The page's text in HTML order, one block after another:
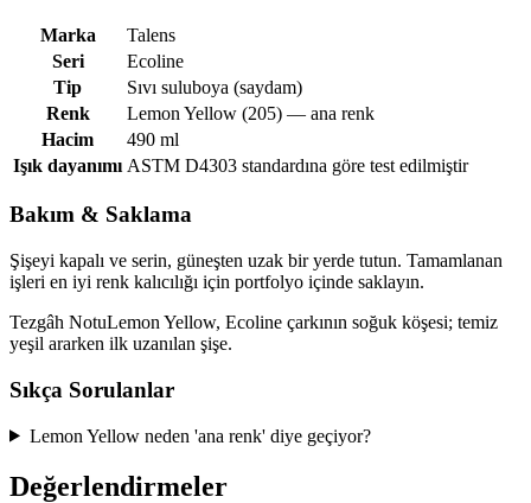
Marka
Talens
Seri
Ecoline
Tip
Sıvı suluboya (saydam)
Renk
Lemon Yellow (205) — ana renk
Hacim
490 ml
Işık dayanımı ASTM D4303 standardına göre test edilmiştir
Bakım & Saklama
Şişeyi kapalı ve serin, güneşten uzak bir yerde tutun. Tamamlanan
işleri en iyi renk kalıcılığı için portfolyo içinde saklayın.
Tezgâh NotuLemon Yellow, Ecoline çarkının soğuk köşesi; temiz
yeşil ararken ilk uzanılan şişe.
Sıkça Sorulanlar
Lemon Yellow neden 'ana renk' diye geçiyor?
Değerlendirmeler